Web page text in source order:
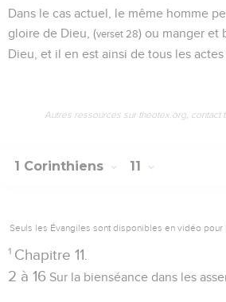
Dans le cas actuel, le même homme
gloire de Dieu, (verset 28) ou manger et
Dieu, et il en est ainsi de tous les actes
Autres ressources sur theotex.org, contact
1 Corinthiens 11
Seuls les Évangiles sont disponibles en vidéo pour
1 Chapitre 11.
2 à 16 Sur la bienséance dans les